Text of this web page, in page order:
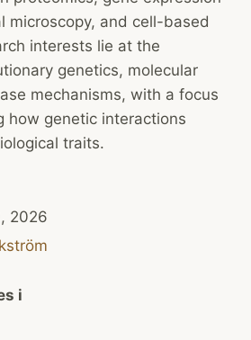
microscopy, and cell-based
interests lie at the
genetics, molecular
mechanisms, with a focus
how genetic interactions
traits.
2026
i